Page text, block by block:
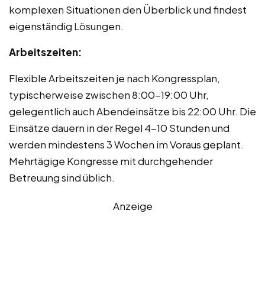
komplexen Situationen den Überblick und findest
eigenständig Lösungen.
Arbeitszeiten:
Flexible Arbeitszeiten je nach Kongressplan,
typischerweise zwischen 8:00-19:00 Uhr,
gelegentlich auch Abendeinsätze bis 22:00 Uhr. Die
Einsätze dauern in der Regel 4-10 Stunden und
werden mindestens 3 Wochen im Voraus geplant.
Mehrtägige Kongresse mit durchgehender
Betreuung sind üblich.
Anzeige